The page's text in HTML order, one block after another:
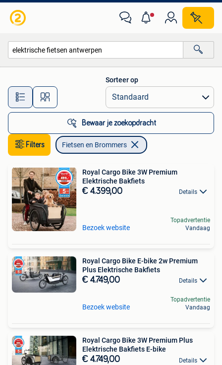
Alle afstanden…
Sorteer op
Bewaar je zoekopdracht
Filters Fietsen en Brommers
Royal Cargo Bike 3W Premium
Elektrische Bakfiets
€ 4.399,00 Details
Bezoek website
Topadvertentie
Vandaag
Royal Cargo Bike E-bike 2w Premium
Plus Elektrische Bakfiets
€ 4.749,00 Details
Bezoek website
Topadvertentie
Vandaag
Royal Cargo Bike 3W Premium Plus
Elektrische Bakfiets E-bike
€ 4.749,00 Details